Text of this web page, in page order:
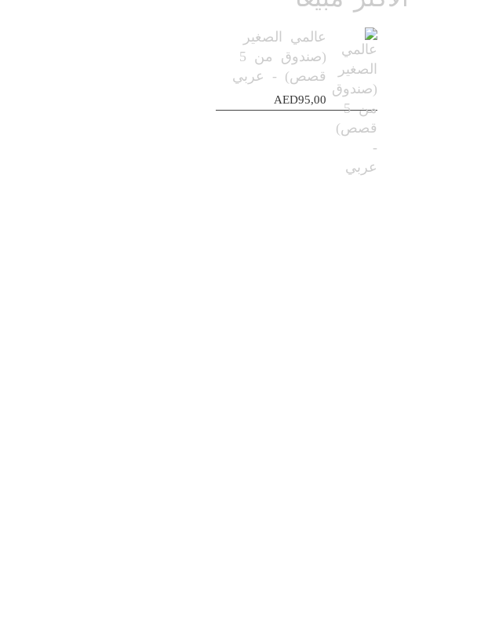
عالمي الصغير
(صندوق من 5
قصص) - عربي
AED95,00